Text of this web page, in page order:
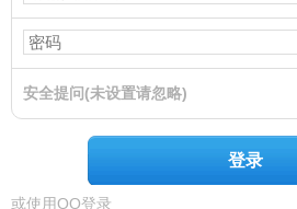
安全提问(未设置请忽略)
登录
或使用QQ登录